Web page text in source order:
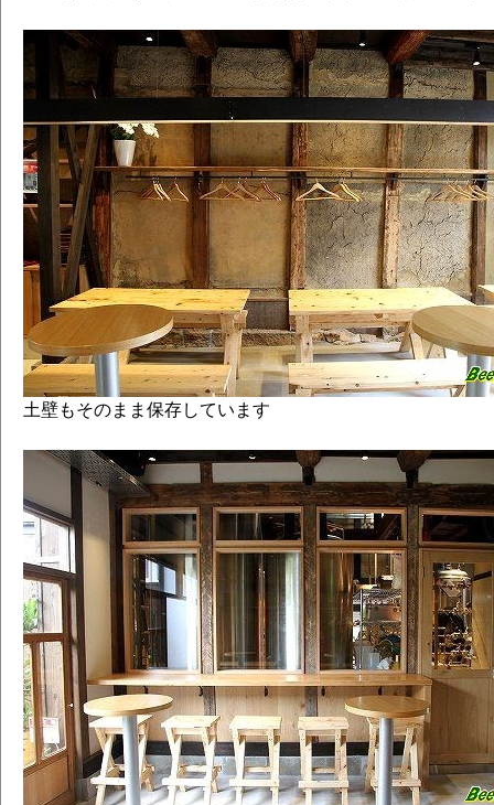
土壁もそのまま保存しています